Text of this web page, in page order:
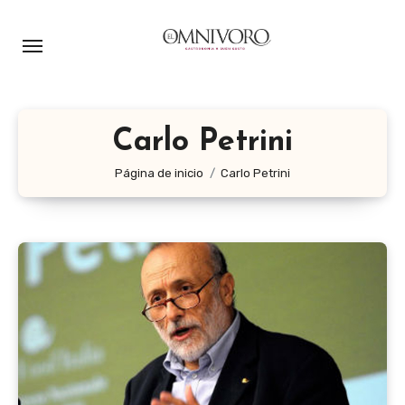
Carlo Petrini
Página de inicio Carlo Petrini